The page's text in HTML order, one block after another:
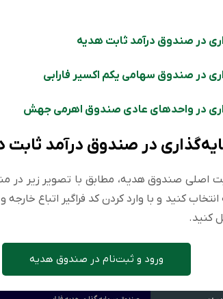
در صندوق درآمد ثابت هدیه
در صندوق سهامی یکم اکسیر فارابی
در واحدهای عادی صندوق اهرمی جهش
در صندوق درآمد
اصلی صندوق هدیه، مطابق با تصویر زیر در
انتخاب کنید و با وارد کردن کد فراگیر اتباع
کنید.
ورود و ثبت‌نام در صندوق هدیه